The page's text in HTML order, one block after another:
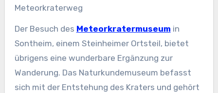
Meteorkraterweg
Der Besuch des Meteorkratermuseum in
Sontheim, einem Steinheimer Ortsteil, bietet
übrigens eine wunderbare Ergänzung zur
Wanderung. Das Naturkundemuseum befasst
sich mit der Entstehung des Kraters und gehört